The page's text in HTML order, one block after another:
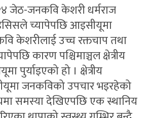
जेठ-जनकवि केशरी धर्मराज
च्यापेपछि आइसीयूमा
केशरीलाई उच्च रक्तचाप तथा
कारण पश्चिमाञ्चल क्षेत्रीय
पुर्याइएको हो । क्षेत्रीय
जनकविको उपचार भइरहेको
समस्या देखिएपछि एक स्थानिय